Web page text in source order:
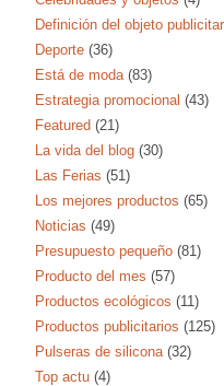
Definición del objeto
Deporte (36)
Está de moda (83)
Estrategia promocional (43)
Featured (21)
La vida del blog (30)
Las Ferias (51)
Los mejores productos (65)
Noticias (49)
Presupuesto pequeño (81)
Producto del mes (57)
Productos ecológicos (11)
Productos publicitarios (125)
Pulseras de silicona (32)
Top actu (4)